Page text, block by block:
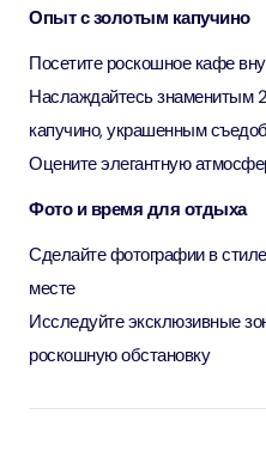
Опыт с золотым капучино
Посетите роскошное кафе
Наслаждайтесь знаменитым
капучино, украшенным
Оцените элегантную
Фото и время для отдыха
Сделайте фотографии в
месте
Исследуйте эксклюзивные
роскошную обстановку